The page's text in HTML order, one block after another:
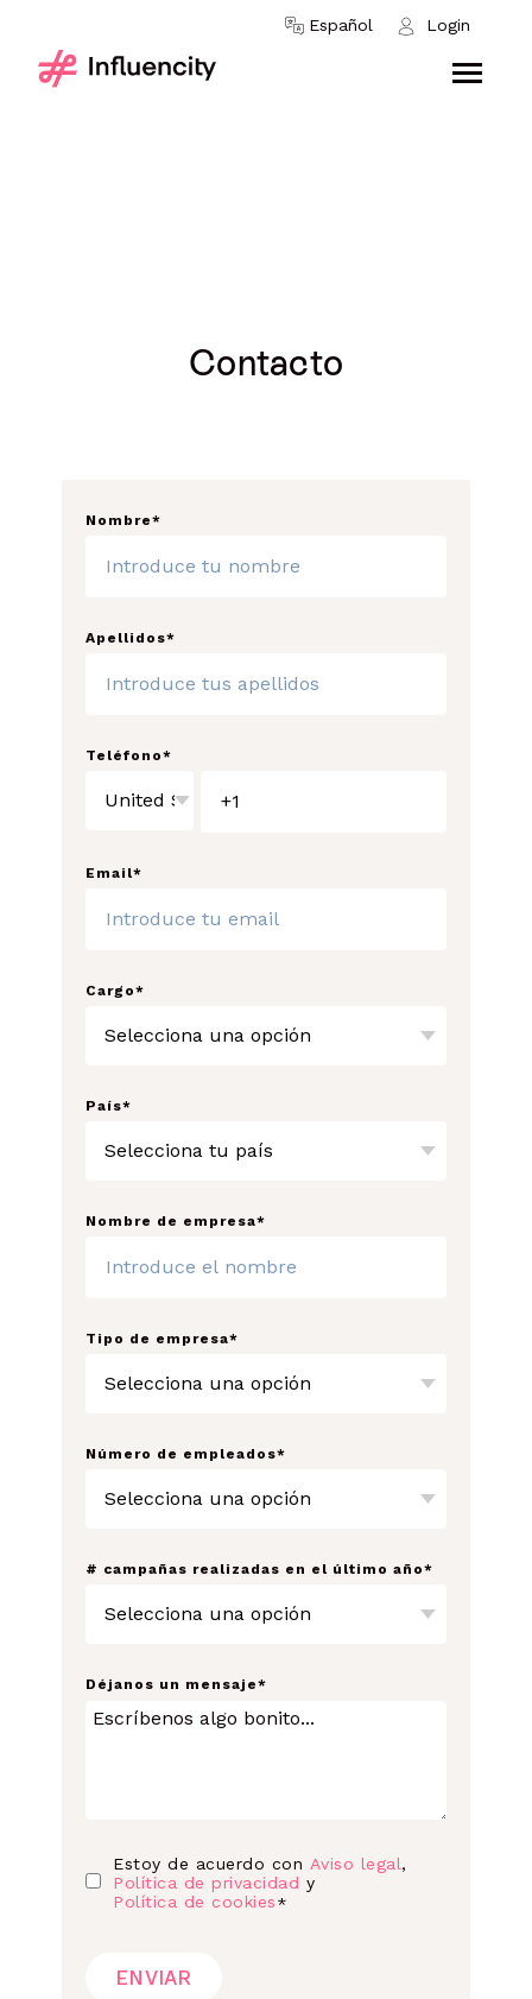
Español Login
Skip to content
Contacto
Nombre*
Apellidos*
Teléfono*
Email*
Cargo*
País*
Nombre de empresa*
Tipo de empresa*
Número de empleados*
# campañas realizadas en el último año*
Déjanos un mensaje*
Estoy de acuerdo con Aviso legal,
Política de privacidad y
Política de cookies*